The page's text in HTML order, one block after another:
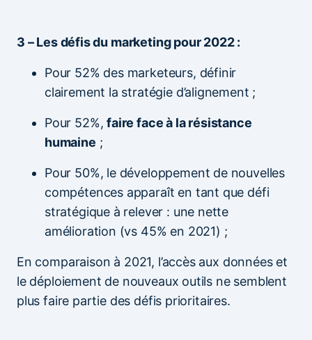
3 – Les défis du marketing pour 2022 :
Pour 52% des marketeurs, définir
clairement la stratégie d’alignement ;
Pour 52%,faire face à la résistance
humaine ;
Pour 50%, le développement de nouvelles
compétences apparaît en tant que défi
stratégique à relever : une nette
amélioration (vs 45% en 2021) ;
En comparaison à 2021, l’accès aux données et
le déploiement de nouveaux outils ne semblent
plus faire partie des défis prioritaires.